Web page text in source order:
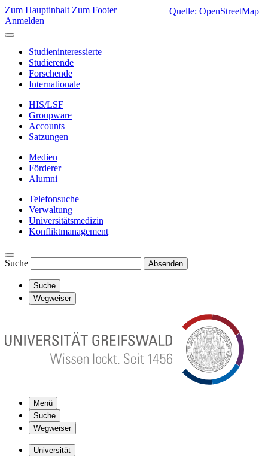
Zum Hauptinhalt Zum Footer
Anmelden
Studieninteressierte
Studierende
Forschende
Internationale
HIS/LSF
Groupware
Accounts
Satzungen
Medien
Förderer
Alumni
Telefonsuche
Verwaltung
Universitätsmedizin
Konfliktmanagement
Suche Absenden
Suche
Wegweiser
Menü
Suche
Wegweiser
Universität
Quelle: OpenStreetMap